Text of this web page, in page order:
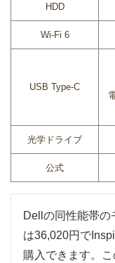
HDD
Wi-Fi 6
USB Type-C
光学ドライブ
公式
Dellの同性能帯の
は36,020円で
購入できます。